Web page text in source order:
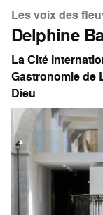
Les voix des
Delphine
La Cité
Gastronomie de
Dieu